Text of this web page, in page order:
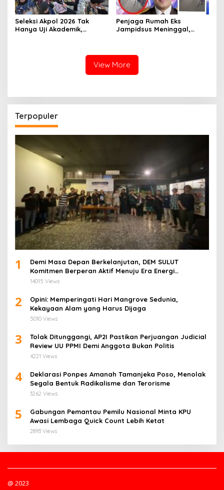
Seleksi Akpol 2026 Tak
Hanya Uji Akademik,
Penjaga Rumah Eks
Jampidsus Meninggal,
View More
Terpopuler
1
Demi Masa Depan Berkelanjutan, DEM SULUT
Komitmen Berperan Aktif Menuju Era Energi
Terbarukan di Sulawesi Utara
14015 Views
2
Opini: Memperingati Hari Mangrove Sedunia,
Kekayaan Alam yang Harus Dijaga
5010 Views
3
Tolak Ditunggangi, AP2I Pastikan Perjuangan Judicial
Review UU PPMI Demi Anggota Bukan Politis
4221 Views
4
Deklarasi Ponpes Amanah Tamanjeka Poso, Menolak
Segala Bentuk Radikalisme dan Terorisme
3262 Views
5
Gabungan Pemantau Pemilu Nasional Minta KPU
Awasi Lembaga Quick Count Lebih Ketat
2893 Views
@ 2023